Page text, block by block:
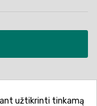
užtikrinti tinkamą